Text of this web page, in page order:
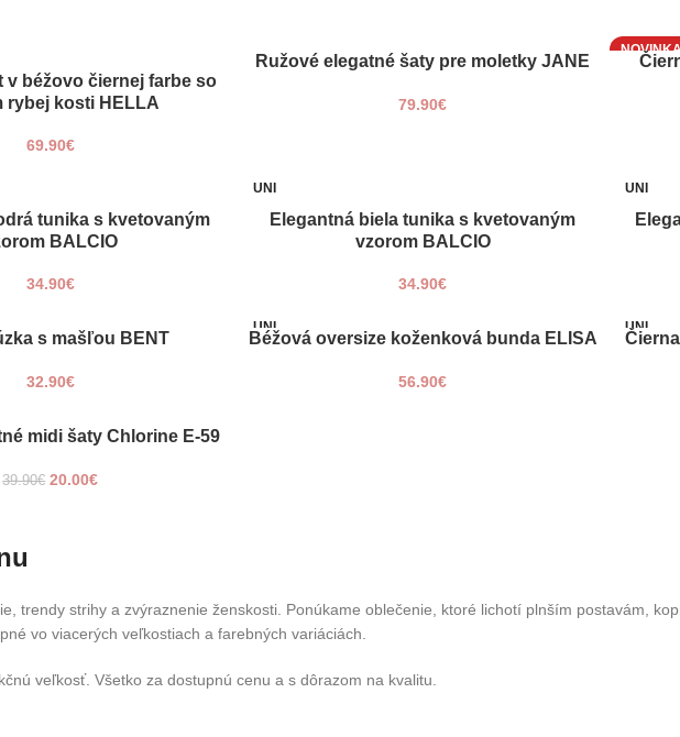
v béžovo čiernej farbe so
rybej kosti HELLA
69.90€
PRIDAŤ DO KOŠÍKA
Ružové elegatné šaty pre moletky JANE
79.90€
PRIDAŤ
tunika s kvetovaným
BALCIO
34.90€
UNI
PRIDAŤ DO KOŠÍKA
Elegantná biela tunika s kvetovaným
vzorom BALCIO
34.90€
UNI
PRIDAŤ
s mašľou BENT
32.90€
UNI
PRIDAŤ DO KOŠÍKA
Béžová oversize koženková bunda ELISA
56.90€
UNI
PRIDAŤ
midi šaty Chlorine E-59
39.90€ 20.00€
trendy strihy a zvýraznenie ženskosti. Ponúkame oblečenie, ktoré lichotí plnším postavám,
vo viacerých veľkostiach a farebných variáciách.
veľkosť. Všetko za dostupnú cenu a s dôrazom na kvalitu.